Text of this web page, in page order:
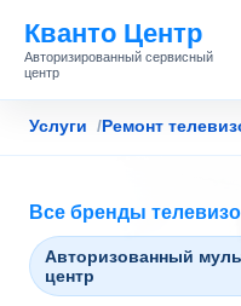
Кванто Центр
Авторизированный сервисный
центр
Услуги Ремонт
Все бренды
Авторизованный
центр